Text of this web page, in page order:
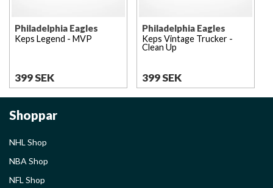
Philadelphia Eagles
Keps Legend - MVP
399 SEK
Philadelphia Eagles
Keps Vintage Trucker -
Clean Up
399 SEK
Shoppar
NHL Shop
NBA Shop
NFL Shop